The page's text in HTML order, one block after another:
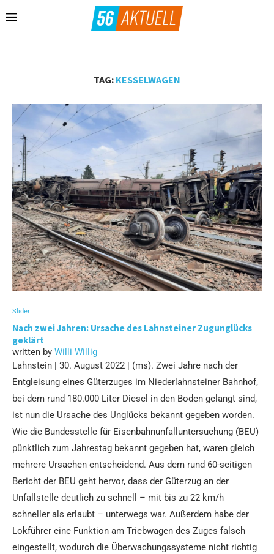
TAG: KESSELWAGEN
Slider
Nach zwei Jahren: Ursache des Lahnsteiner Zugunglücks
geklärt
written by Willi Willig
Lahnstein | 30. August 2022 | (ms). Zwei Jahre nach der
Entgleisung eines Güterzuges im Niederlahnsteiner Bahnhof,
bei dem rund 180.000 Liter Diesel in den Boden gelangt sind,
ist nun die Ursache des Unglücks bekannt gegeben worden.
Wie die Bundesstelle für Eisenbahnunfalluntersuchung (BEU)
pünktlich zum Jahrestag bekannt gegeben hat, waren gleich
mehrere Ursachen entscheidend. Aus dem rund 60-seitigen
Bericht der BEU geht hervor, dass der Güterzug an der
Unfallstelle deutlich zu schnell – mit bis zu 22 km/h
schneller als erlaubt – unterwegs war. Außerdem habe der
Lokführer eine Funktion am Triebwagen des Zuges falsch
eingestellt, wodurch die Überwachungssysteme nicht richtig